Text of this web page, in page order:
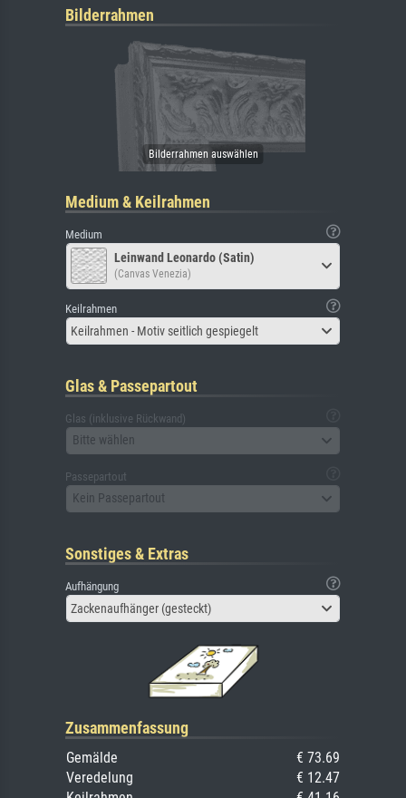
Bilderrahmen
Medium & Keilrahmen
Medium
Leinwand Leonardo (Satin)
(Canvas Venezia)
Keilrahmen
Keilrahmen - Motiv seitlich gespiegelt
Glas & Passepartout
Glas (inklusive Rückwand)
Bitte wählen
Passepartout
Kein Passepartout
Sonstiges & Extras
Aufhängung
Zackenaufhänger (gesteckt)
Zusammenfassung
Gemälde
€ 73.69
Veredelung
€ 12.47